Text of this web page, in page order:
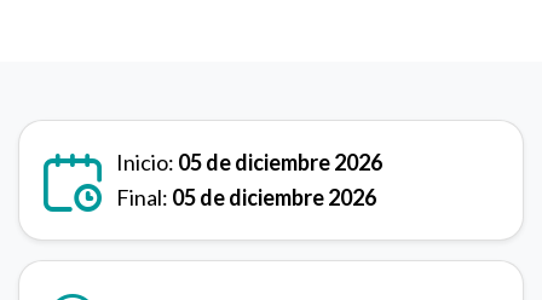
Inicio: 05 de diciembre 2026
Final: 05 de diciembre 2026